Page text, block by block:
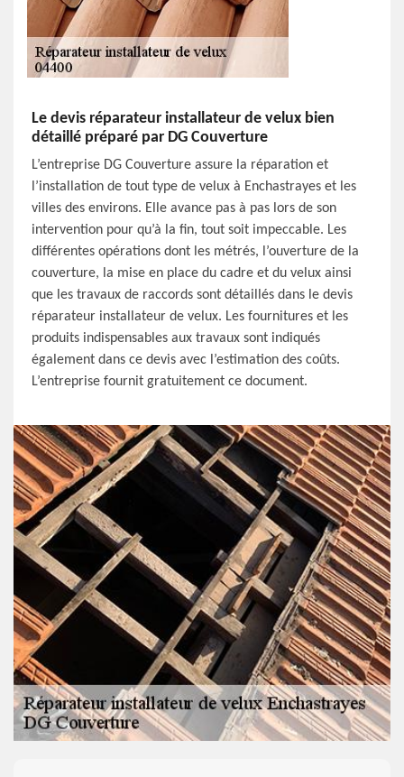
Le devis réparateur installateur de velux bien
détaillé préparé par DG Couverture
L’entreprise DG Couverture assure la réparation et
l’installation de tout type de velux à Enchastrayes et les
villes des environs. Elle avance pas à pas lors de son
intervention pour qu’à la fin, tout soit impeccable. Les
différentes opérations dont les métrés, l’ouverture de la
couverture, la mise en place du cadre et du velux ainsi
que les travaux de raccords sont détaillés dans le devis
réparateur installateur de velux. Les fournitures et les
produits indispensables aux travaux sont indiqués
également dans ce devis avec l’estimation des coûts.
L’entreprise fournit gratuitement ce document.